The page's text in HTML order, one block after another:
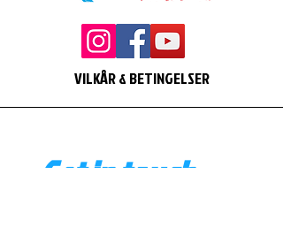
VILKÅR & BETINGELSER
Get in touch